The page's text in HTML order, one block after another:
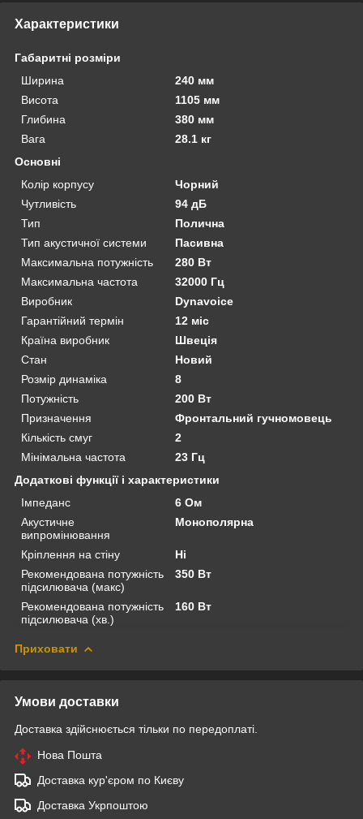
Характеристики
Габаритні розміри
Ширина
240 мм
Висота
1105 мм
Глибина
380 мм
Вага
28.1 кг
Основні
Колір корпусу
Чорний
Чутливість
94 дБ
Тип
Полична
Тип акустичної системи
Пасивна
Максимальна потужність
280 Вт
Максимальна частота
32000 Гц
Виробник
Dynavoice
Гарантійний термін
12 міс
Країна виробник
Швеція
Стан
Новий
Розмір динаміка
8
Потужність
200 Вт
Призначення
Фронтальний гучномовець
Кількість смуг
2
Мінімальна частота
23 Гц
Додаткові функції і характеристики
Імпеданс
6 Ом
Акустичне
випромінювання
Монополярна
Кріплення на стіну
Ні
Рекомендована потужність
підсилювача (макс)
350 Вт
Рекомендована потужність
підсилювача (хв.)
160 Вт
Приховати
Умови доставки
Доставка здійснюється тільки по передоплаті.
Нова Пошта
Доставка кур'єром по Києву
Доставка Укрпоштою